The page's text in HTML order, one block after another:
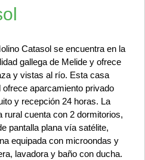
Catasol se encuentra en la
gallega de Melide y ofrece
y vistas al río. Esta casa
ofrece aparcamiento privado
y recepción 24 horas. La
rural cuenta con 2 dormitorios,
pantalla plana vía satélite,
equipada con microondas y
lavadora y baño con ducha.